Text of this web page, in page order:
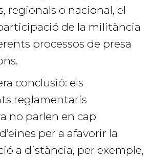
regionals o nacional, el
de la militància
processos de presa
conclusió: els
reglamentaris
no parlen en cap
per a afavorir la
a distància, per exemple,